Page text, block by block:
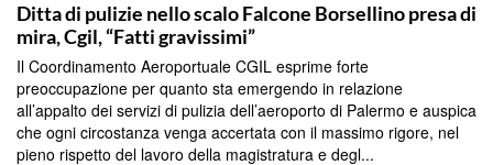
Ditta di pulizie nello scalo Falcone Borsellino presa di
mira, Cgil, “Fatti gravissimi”
Il Coordinamento Aeroportuale CGIL esprime forte
preoccupazione per quanto sta emergendo in relazione
all’appalto dei servizi di pulizia dell’aeroporto di Palermo e auspica
che ogni circostanza venga accertata con il massimo rigore, nel
pieno rispetto del lavoro della magistratura e degl...